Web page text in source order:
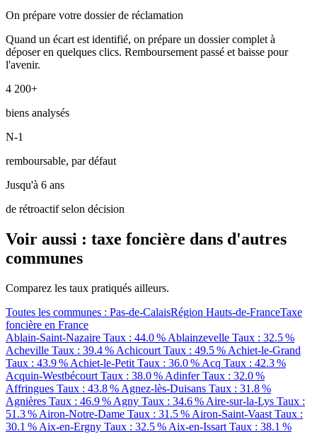
On prépare votre dossier de réclamation
Quand un écart est identifié, on prépare un dossier complet à
déposer en quelques clics. Remboursement passé et baisse pour
l'avenir.
4 200+
biens analysés
N-1
remboursable, par défaut
Jusqu'à 6 ans
de rétroactif selon décision
Voir aussi : taxe foncière dans d'autres
communes
Comparez les taux pratiqués ailleurs.
Toutes les communes : Pas-de-CalaisRégion Hauts-de-FranceTaxe
foncière en France
Ablain-Saint-Nazaire Taux : 44.0 % Ablainzevelle Taux : 32.5 %
Acheville Taux : 39.4 % Achicourt Taux : 49.5 % Achiet-le-Grand
Taux : 43.9 % Achiet-le-Petit Taux : 36.0 % Acq Taux : 42.3 %
Acquin-Westbécourt Taux : 38.0 % AdinferTaux : 32.0 %
Affringues Taux : 43.8 % Agnez-lès-Duisans Taux : 31.8 %
Agnières Taux : 46.9 % Agny Taux : 34.6 % Aire-sur-la-Lys Taux :
51.3 % Airon-Notre-Dame Taux : 31.5 % Airon-Saint-Vaast Taux :
30.1 % Aix-en-Ergny Taux : 32.5 % Aix-en-Issart Taux : 38.1 %